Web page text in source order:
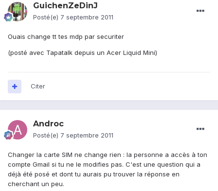
GuichenZeDinJ
Posté(e) 7 septembre 2011
Ouais change tt tes mdp par securiter
(posté avec Tapatalk depuis un Acer Liquid Mini)
Citer
Androc
Posté(e) 7 septembre 2011
Changer la carte SIM ne change rien : la personne a accès à ton
compte Gmail si tu ne le modifies pas. C'est une question qui a
déjà été posé et dont tu aurais pu trouver la réponse en
cherchant un peu.